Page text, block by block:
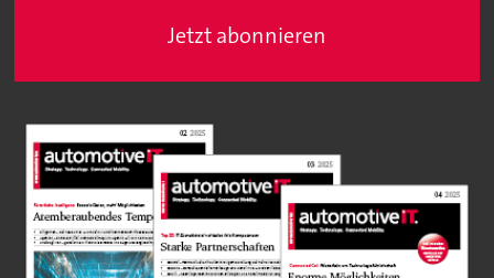
Jetzt abonnieren